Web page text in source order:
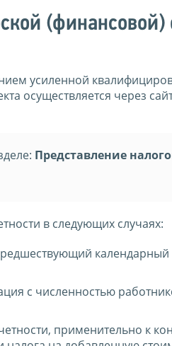
(финансовой)
усиленной
осуществляется через
Представление
в следующих случаях:
с численностью
применительно к